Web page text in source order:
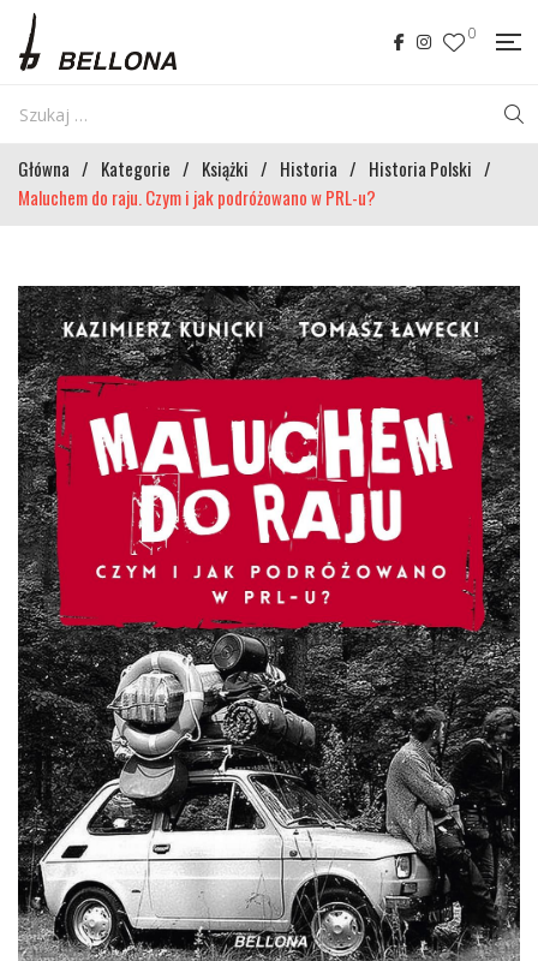
0
Główna / Kategorie / Książki / Historia / Historia Polski /
Maluchem do raju. Czym i jak podróżowano w PRL-u?